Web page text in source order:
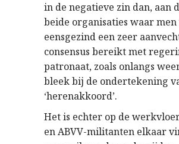
in de negatieve zin dan, aan
beide organisaties waar men
eensgezind een zeer
consensus bereikt met
patronaat, zoals onlangs
bleek bij de ondertekening
‘herenakkoord’.
Het is echter op de
en ABVV-militanten elkaar